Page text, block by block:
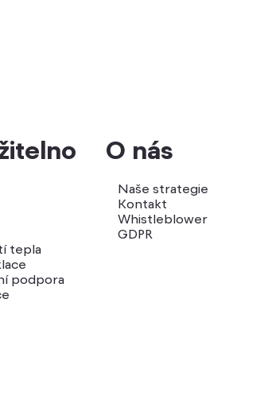
tepla
podpora
O nás
Naše strategie
Kontakt
Whistleblower
GDPR